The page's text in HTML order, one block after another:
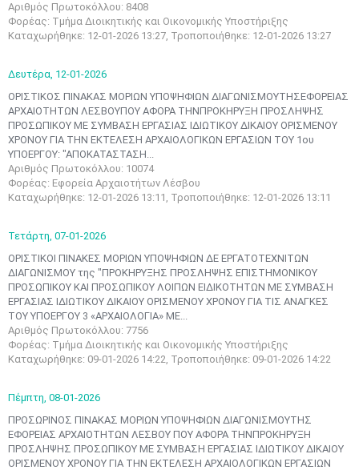
Αριθμός Πρωτοκόλλου: 8408
Φορέας: Τμήμα Διοικητικής και Οικονομικής Υποστήριξης
Καταχωρήθηκε: 12-01-2026 13:27, Τροποποιήθηκε: 12-01-2026 13:27
Δευτέρα, 12-01-2026
ΟΡΙΣΤΙΚΟΣ ΠΙΝΑΚΑΣ ΜΟΡΙΩΝ ΥΠΟΨΗΦΙΩΝ ΔΙΑΓΩΝΙΣΜΟΥΤΗΣΕΦΟΡΕΙΑΣ
ΑΡΧΑΙΟΤΗΤΩΝ ΛΕΣΒΟΥΠΟΥ ΑΦΟΡΑ ΤΗΝΠΡΟΚΗΡΥΞΗ ΠΡΟΣΛΗΨΗΣ
ΠΡΟΣΩΠΙΚΟΥ ΜΕ ΣΥΜΒΑΣΗ ΕΡΓΑΣΙΑΣ ΙΔΙΩΤΙΚΟΥ ΔΙΚΑΙΟΥ ΟΡΙΣΜΕΝΟΥ
ΧΡΟΝΟΥ ΓΙΑ ΤΗΝ ΕΚΤΕΛΕΣΗ ΑΡΧΑΙΟΛΟΓΙΚΩΝ ΕΡΓΑΣΙΩΝ ΤΟΥ 1ου
ΥΠΟΕΡΓΟΥ: "ΑΠΟΚΑΤΑΣΤΑΣΗ...
Αριθμός Πρωτοκόλλου: 10074
Φορέας: Εφορεία Αρχαιοτήτων Λέσβου
Καταχωρήθηκε: 12-01-2026 13:11, Τροποποιήθηκε: 12-01-2026 13:11
Τετάρτη, 07-01-2026
ΟΡΙΣΤΙΚΟΙ ΠΙΝΑΚΕΣ ΜΟΡΙΩΝ ΥΠΟΨΗΦΙΩΝ ΔΕ ΕΡΓΑΤΟΤΕΧΝΙΤΩΝ
ΔΙΑΓΩΝΙΣΜΟΥ της "ΠΡΟΚΗΡΥΞΗΣ ΠΡΟΣΛΗΨΗΣ ΕΠΙΣΤΗΜΟΝΙΚΟΥ
ΠΡΟΣΩΠΙΚΟΥ ΚΑΙ ΠΡΟΣΩΠΙΚΟΥ ΛΟΙΠΩΝ EΙΔΙΚΟΤΗΤΩΝ ΜΕ ΣΥΜΒΑΣΗ
ΕΡΓΑΣΙΑΣ ΙΔΙΩΤΙΚΟΥ ΔΙΚΑΙΟΥ ΟΡΙΣΜΕΝΟΥ ΧΡΟΝΟΥ ΓΙΑ ΤΙΣ ΑΝΑΓΚΕΣ
ΤΟΥ ΥΠΟΕΡΓΟΥ 3 «ΑΡΧΑΙΟΛΟΓΙΑ» ΜΕ...
Αριθμός Πρωτοκόλλου: 7756
Φορέας: Τμήμα Διοικητικής και Οικονομικής Υποστήριξης
Καταχωρήθηκε: 09-01-2026 14:22, Τροποποιήθηκε: 09-01-2026 14:22
Πέμπτη, 08-01-2026
ΠΡΟΣΩΡΙΝΟΣ ΠΙΝΑΚΑΣ ΜΟΡΙΩΝ ΥΠΟΨΗΦΙΩΝ ΔΙΑΓΩΝΙΣΜΟΥΤΗΣ
ΕΦΟΡΕΙΑΣ ΑΡΧΑΙΟΤΗΤΩΝ ΛΕΣΒΟΥ ΠΟΥ ΑΦΟΡΑ ΤΗΝΠΡΟΚΗΡΥΞΗ
ΠΡΟΣΛΗΨΗΣ ΠΡΟΣΩΠΙΚΟΥ ΜΕ ΣΥΜΒΑΣΗ ΕΡΓΑΣΙΑΣ ΙΔΙΩΤΙΚΟΥ ΔΙΚΑΙΟΥ
ΟΡΙΣΜΕΝΟΥ ΧΡΟΝΟΥ ΓΙΑ ΤΗΝ ΕΚΤΕΛΕΣΗ ΑΡΧΑΙΟΛΟΓΙΚΩΝ ΕΡΓΑΣΙΩΝ